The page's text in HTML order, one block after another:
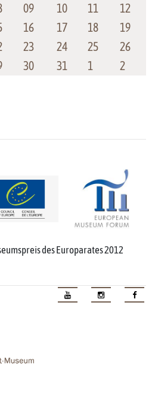
09 10 11
12
16 17 18
19
23 24 25
26
30 31 1 2
des Europarates 2012